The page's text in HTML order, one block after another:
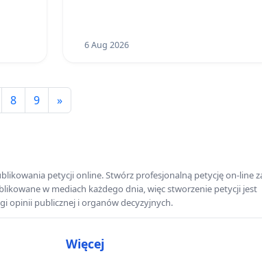
6 Aug 2026
8 9 »
petycji online. Stwórz profesjonalną petycję on-line
w mediach każdego dnia, więc stworzenie petycji jest
opinii publicznej i organów decyzyjnych.
Więcej